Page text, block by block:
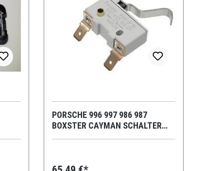
PORSCHE 996 997 986 987
BOXSTER CAYMAN SCHALTER